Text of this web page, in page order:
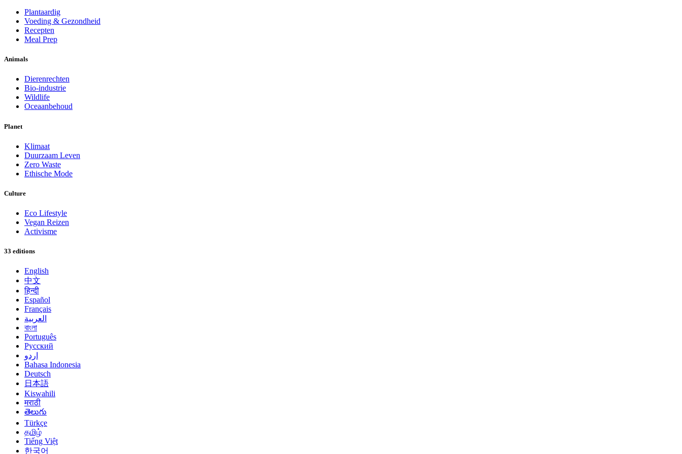
Plantaardig
Voeding & Gezondheid
Recepten
Meal Prep
Animals
Dierenrechten
Bio-industrie
Wildlife
Oceaanbehoud
Planet
Klimaat
Duurzaam Leven
Zero Waste
Ethische Mode
Culture
Eco Lifestyle
Vegan Reizen
Activisme
33 editions
English
中文
हिन्दी
Español
Français
العربية
বাংলা
Português
Русский
اردو
Bahasa Indonesia
Deutsch
日本語
Kiswahili
मराठी
తెలుగు
Türkçe
தமிழ்
Tiếng Việt
한국어